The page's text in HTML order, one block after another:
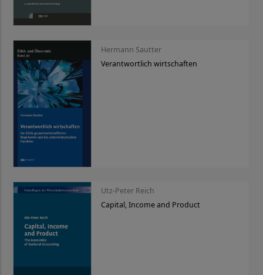
Hermann Sautter
Verantwortlich wirtschaften
Utz-Peter Reich
Capital, Income and Product